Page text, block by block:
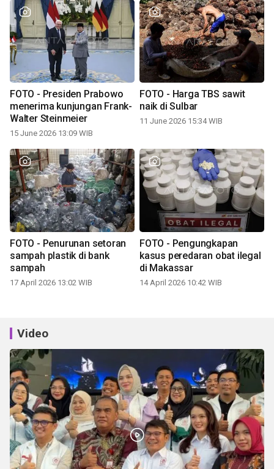
FOTO - Presiden Prabowo
menerima kunjungan Frank-
Walter Steinmeier
15 June 2026 13:09 WIB
FOTO - Harga TBS sawit
naik di Sulbar
11 June 2026 15:34 WIB
FOTO - Penurunan setoran
sampah plastik di bank
sampah
17 April 2026 13:02 WIB
FOTO - Pengungkapan
kasus peredaran obat ilegal
di Makassar
14 April 2026 10:42 WIB
Video